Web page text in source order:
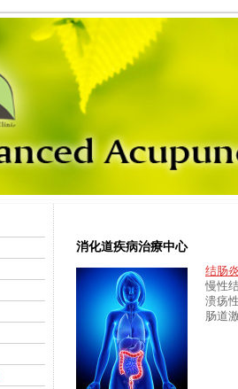
消化道疾病治療中心
结肠
慢性
溃疡
肠道